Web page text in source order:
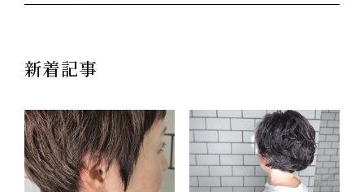
新着記事